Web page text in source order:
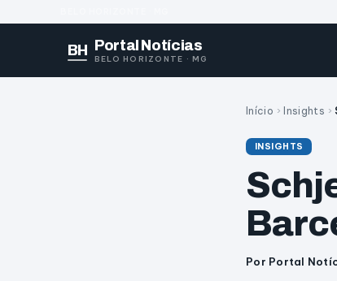
BH Portal Notícias
BELO HORIZONTE · MG
Início › Insights ›
INSIGHTS
Por Portal